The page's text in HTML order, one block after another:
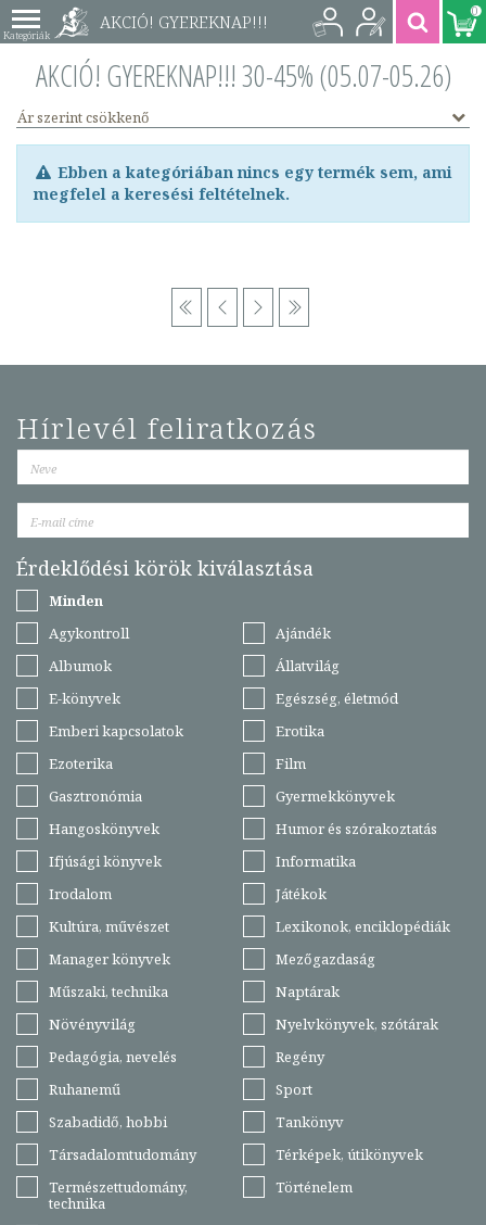
AKCIÓ! GYEREKNAP!!!
30-45% (05.07-05.26)
0
AKCIÓ! GYEREKNAP!!! 30-45% (05.07-05.26)
Ár szerint csökkenő
Ebben a kategóriában nincs egy termék sem, ami
megfelel a keresési feltételnek.
Hírlevél feliratkozás
Érdeklődési körök kiválasztása
Minden
Agykontroll
Ajándék
Albumok
Állatvilág
E-könyvek
Egészség, életmód
Emberi kapcsolatok
Erotika
Ezoterika
Film
Gasztronómia
Gyermekkönyvek
Hangoskönyvek
Humor és szórakoztatás
Ifjúsági könyvek
Informatika
Irodalom
Játékok
Kultúra, művészet
Lexikonok, enciklopédiák
Manager könyvek
Mezőgazdaság
Műszaki, technika
Naptárak
Növényvilág
Nyelvkönyvek, szótárak
Pedagógia, nevelés
Regény
Ruhanemű
Sport
Szabadidő, hobbi
Tankönyv
Társadalomtudomány
Térképek, útikönyvek
Természettudomány,
technika
Történelem